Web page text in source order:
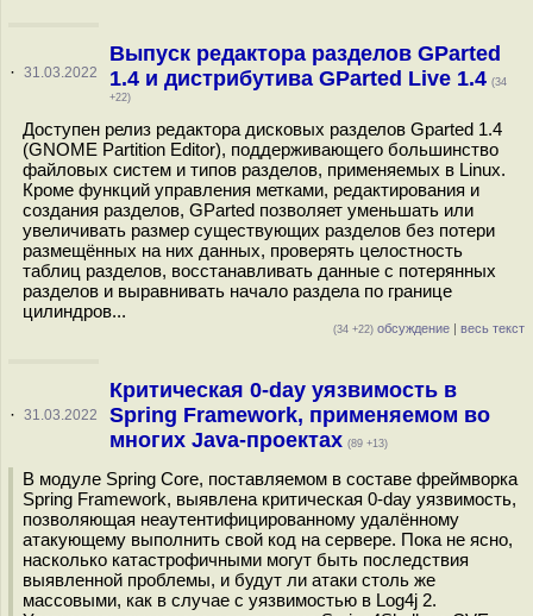
· 31.03.2022
Выпуск редактора разделов GParted
1.4 и дистрибутива GParted Live 1.4 (34
+22)
Доступен релиз редактора дисковых разделов Gparted 1.4
(GNOME Partition Editor), поддерживающего большинство
файловых систем и типов разделов, применяемых в Linux.
Кроме функций управления метками, редактирования и
создания разделов, GParted позволяет уменьшать или
увеличивать размер существующих разделов без потери
размещённых на них данных, проверять целостность
таблиц разделов, восстанавливать данные с потерянных
разделов и выравнивать начало раздела по границе
цилиндров...
(34 +22) обсуждение | весь текст
· 31.03.2022
Критическая 0-day уязвимость в
Spring Framework, применяемом во
многих Java-проектах (89 +13)
В модуле Spring Core, поставляемом в составе фреймворка
Spring Framework, выявлена критическая 0-day уязвимость,
позволяющая неаутентифицированному удалённому
атакующему выполнить свой код на сервере. Пока не ясно,
насколько катастрофичными могут быть последствия
выявленной проблемы, и будут ли атаки столь же
массовыми, как в случае с уязвимостью в Log4j 2.